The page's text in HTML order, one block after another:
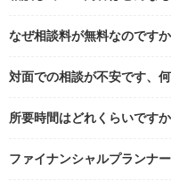
なぜ相談料が無料なのですか
対面での相談が不安です、
所要時間はどれくらいですか
ファイナンシャルプランナ